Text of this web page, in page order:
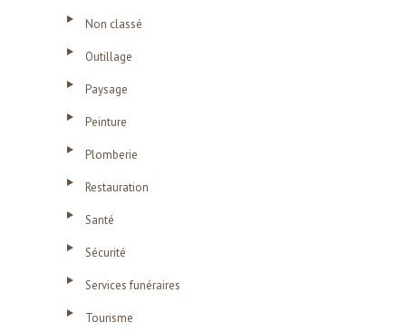
Non classé
Outillage
Paysage
Peinture
Plomberie
Restauration
Santé
Sécurité
Services funéraires
Tourisme